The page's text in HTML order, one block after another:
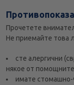
Прочетете
Не приемайте това
сте алергични
някое от
имате стомашно-